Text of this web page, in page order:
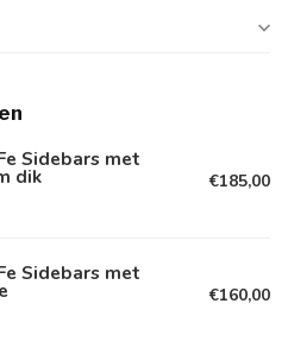
Sidebars met
dik €185,00
Sidebars met
€160,00